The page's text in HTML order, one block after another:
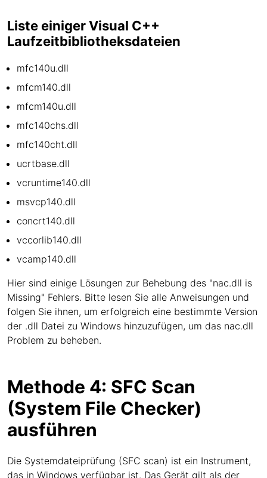
Liste einiger Visual C++
Laufzeitbibliotheksdateien
mfc140u.dll
mfcm140.dll
mfcm140u.dll
mfc140chs.dll
mfc140cht.dll
ucrtbase.dll
vcruntime140.dll
msvcp140.dll
concrt140.dll
vccorlib140.dll
vcamp140.dll
Hier sind einige Lösungen zur Behebung des "nac.dll is
Missing" Fehlers. Bitte lesen Sie alle Anweisungen und
folgen Sie ihnen, um erfolgreich eine bestimmte Version
der .dll Datei zu Windows hinzuzufügen, um das nac.dll
Problem zu beheben.
Methode 4: SFC Scan
(System File Checker)
ausführen
Die Systemdateiprüfung (SFC scan) ist ein Instrument,
das in Windows verfügbar ist. Das Gerät gilt als der